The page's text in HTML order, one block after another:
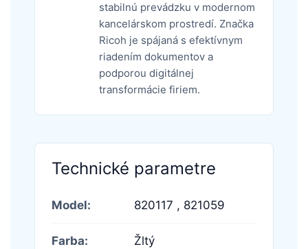
stabilnú prevádzku v modernom
kancelárskom prostredí. Značka
Ricoh je spájaná s efektívnym
riadením dokumentov a
podporou digitálnej
transformácie firiem.
Technické parametre
Model: 820117 , 821059
Farba: Žltý